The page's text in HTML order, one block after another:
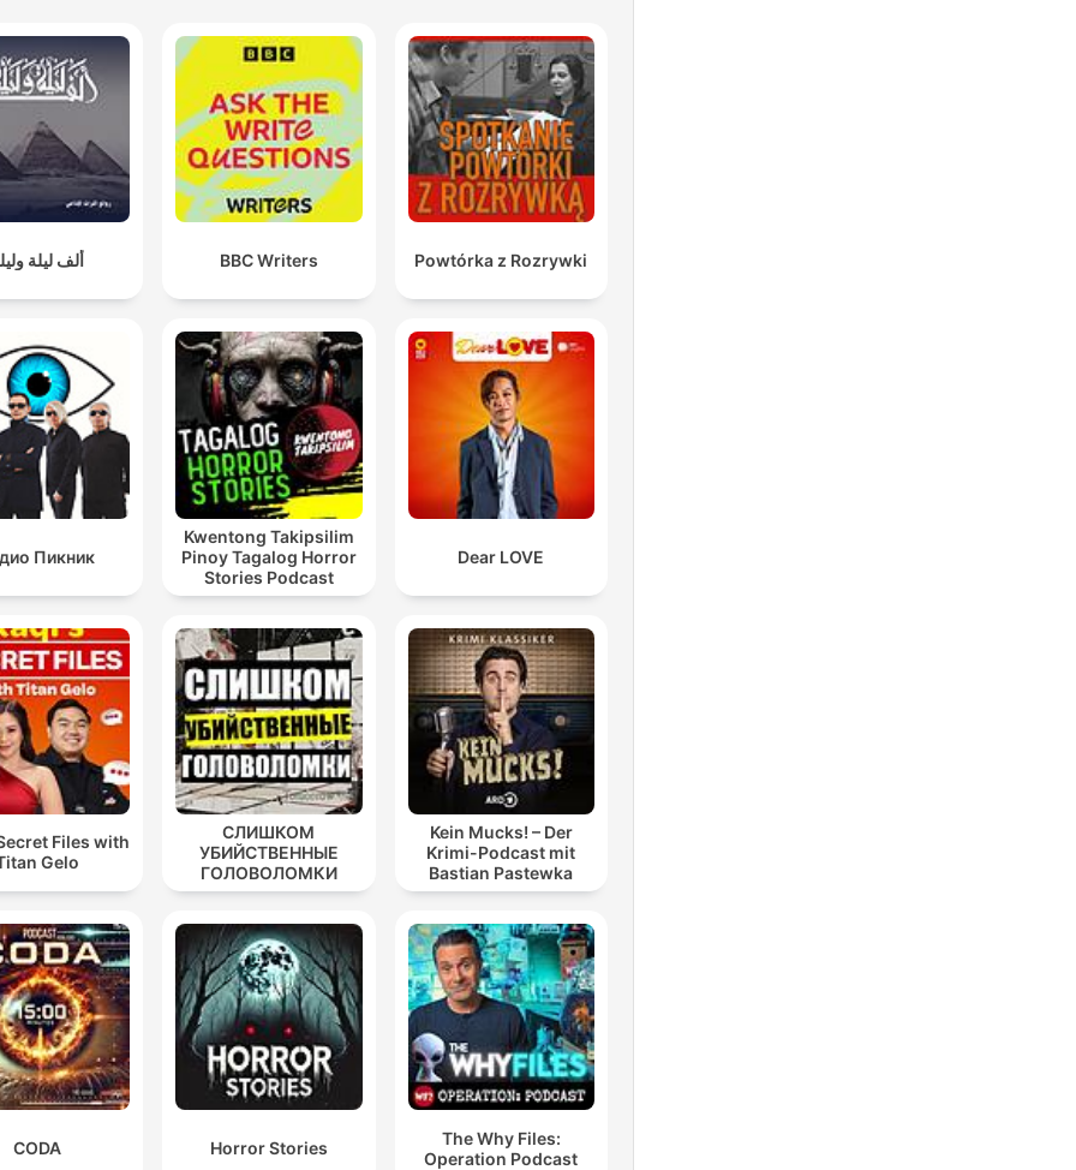
ألف ليلة BBC Writers Powtórka z Rozrywki
Пикник
Kwentong Takipsilim
Pinoy Tagalog Horror
Stories Podcast
Dear LOVE
Files with
Gelo
СЛИШКОМ
УБИЙСТВЕННЫЕ
ГОЛОВОЛОМКИ
Kein Mucks! – Der
Krimi-Podcast mit
Bastian Pastewka
CODA Horror Stories
The Why Files:
Operation Podcast